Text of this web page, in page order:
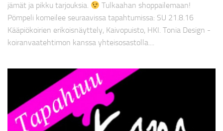
jämät ja pikku tarjouksia.
Tulkaahan shoppailemaan!
Pömpeli komeilee seuraavissa tapahtumissa: SU 21.8.16
Kääpiökoirien erikoisnäyttely, Kaivopuisto, HKI. Tonia Design -
koiranvaatehtimon kanssa yhteisosastolla....